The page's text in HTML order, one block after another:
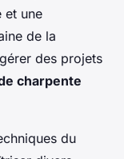
et une
de la
des projets
charpente
du